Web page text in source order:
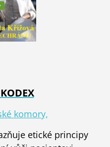
komory,
etické principy